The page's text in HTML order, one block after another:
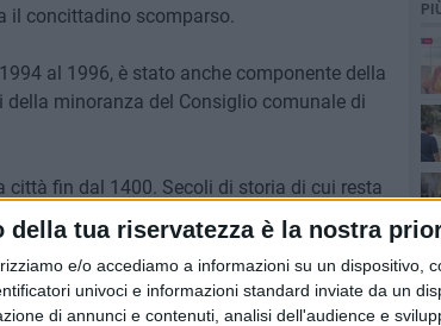
della tua riservatezza è la nostra
e/o accediamo a informazioni su un dispositivo,
univoci e informazioni standard inviate da un
di annunci e contenuti, analisi dell'audience e
il concittadino scomparso.
al 1996, è stato anche componente della
minoranza del Consiglio comunale di
città fin dal 1400. Secoli di storia di cui resta
come sindaci.
affettuoso abbraccio».